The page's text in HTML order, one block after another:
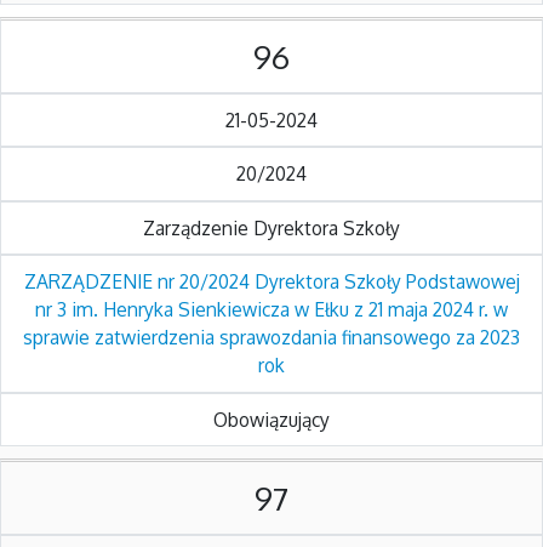
96
21-05-2024
20/2024
Zarządzenie Dyrektora Szkoły
ZARZĄDZENIE nr 20/2024 Dyrektora Szkoły Podstawowej
nr 3 im. Henryka Sienkiewicza w Ełku z 21 maja 2024 r. w
sprawie zatwierdzenia sprawozdania finansowego za 2023
rok
Obowiązujący
97